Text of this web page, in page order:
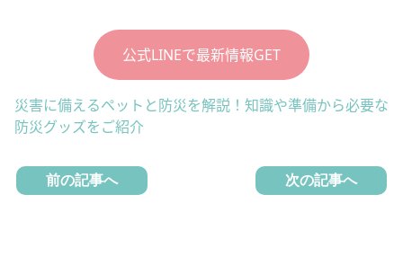
公式LINEで最新情報GET
災害に備えるペットと防災を解説！知識や準備から必要な
防災グッズをご紹介
前の記事へ 次の記事へ